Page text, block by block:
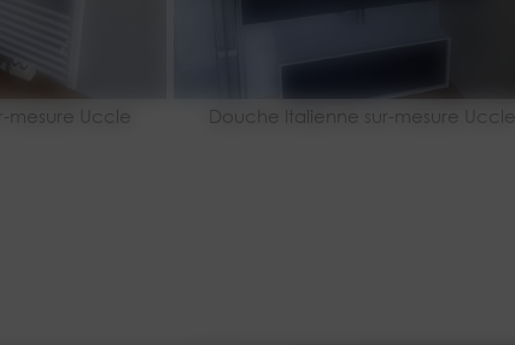
mesure Uccle Douche Italienne sur-mesure Uccle